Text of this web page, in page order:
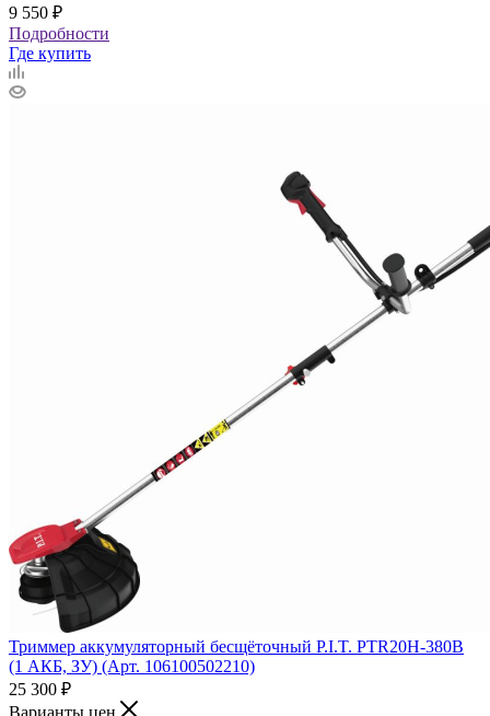
9 550 ₽
Подробности
Где купить
Триммер аккумуляторный бесщёточный P.I.T. PTR20H-380B
(1 АКБ, ЗУ) (Арт. 106100502210)
25 300 ₽
Варианты цен